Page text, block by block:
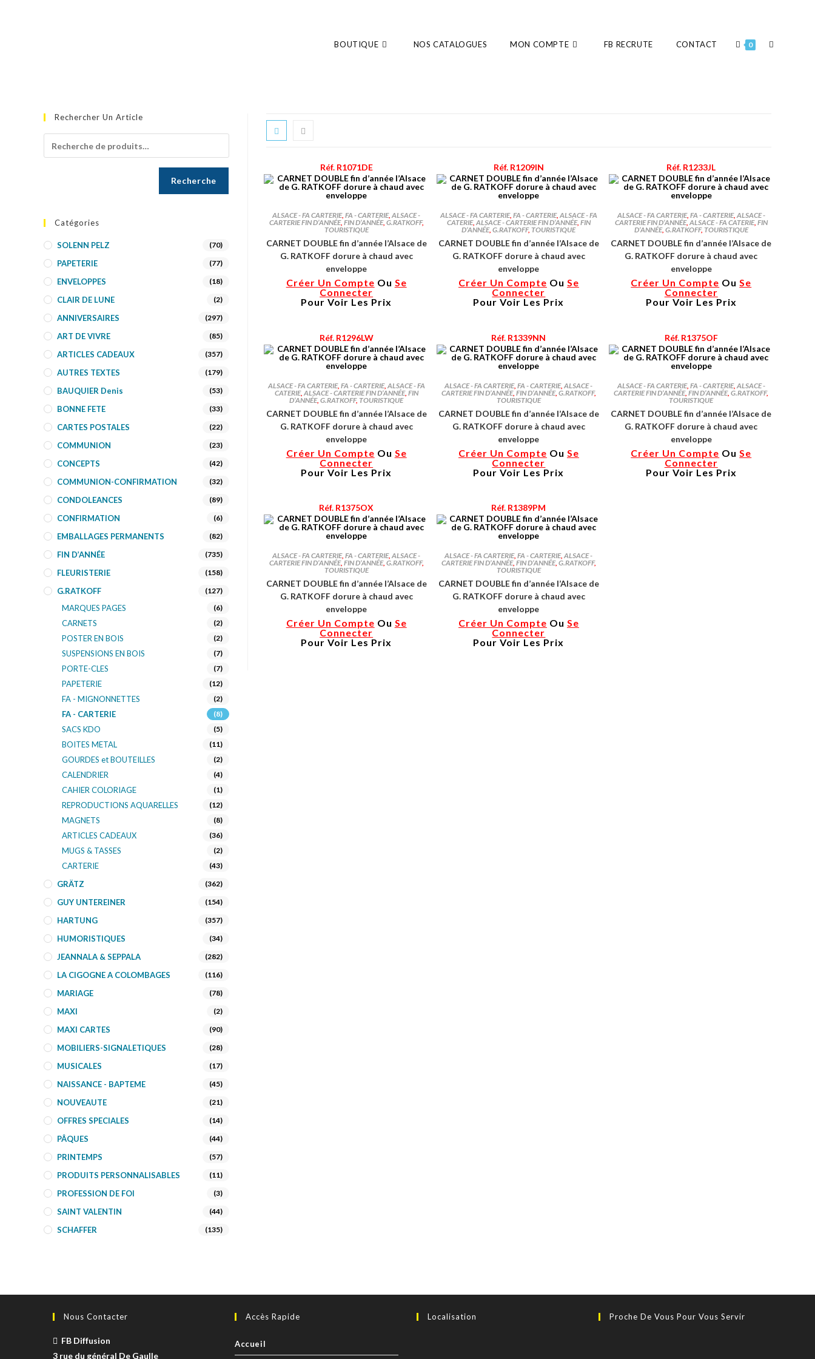
BOUTIQUE NOS CATALOGUES MON COMPTE FB RECRUTE CONTACT 0
Réf. R1071DE
ALSACE - FA CARTERIE,FA - CARTERIE,ALSACE -
CARTERIE FIN D’ANNÉE, FIN D’ANNÉE, G.RATKOFF,
TOURISTIQUE
CARNET DOUBLE fin d’année l’Alsace de
G. RATKOFF dorure à chaud avec
enveloppe
Créer Un Compte Ou Se
Connecter
Pour Voir Les Prix
Réf. R1209IN
ALSACE - FA CARTERIE, FA - CARTERIE, ALSACE - FA
CATERIE, ALSACE - CARTERIE FIN D’ANNÉE, FIN
D’ANNÉE,G.RATKOFF,TOURISTIQUE
CARNET DOUBLE fin d’année l’Alsace de
G. RATKOFF dorure à chaud avec
enveloppe
Créer Un Compte Ou Se
Connecter
Pour Voir Les Prix
Réf. R1233JL
ALSACE - FA CARTERIE, FA - CARTERIE, ALSACE -
CARTERIE FIN D’ANNÉE, ALSACE - FA CATERIE, FIN
D’ANNÉE, G.RATKOFF, TOURISTIQUE
CARNET DOUBLE fin d’année l’Alsace de
G. RATKOFF dorure à chaud avec
enveloppe
Créer Un Compte OuSe
Connecter
Pour Voir Les Prix
Réf. R1296LW
ALSACE - FA CARTERIE, FA - CARTERIE, ALSACE - FA
CATERIE, ALSACE - CARTERIE FIN D’ANNÉE, FIN
D’ANNÉE,G.RATKOFF,TOURISTIQUE
CARNET DOUBLE fin d’année l’Alsace de
G. RATKOFF dorure à chaud avec
enveloppe
Créer Un Compte Ou Se
Connecter
Pour Voir Les Prix
Réf. R1339NN
ALSACE - FA CARTERIE,FA - CARTERIE,ALSACE -
CARTERIE FIN D’ANNÉE,FIN D’ANNÉE, G.RATKOFF,
TOURISTIQUE
CARNET DOUBLE fin d’année l’Alsace de
G. RATKOFF dorure à chaud avec
enveloppe
Créer Un Compte Ou Se
Connecter
Pour Voir Les Prix
Réf. R1375OF
ALSACE - FA CARTERIE, FA - CARTERIE, ALSACE -
CARTERIE FIN D’ANNÉE,FIN D’ANNÉE,G.RATKOFF,
TOURISTIQUE
CARNET DOUBLE fin d’année l’Alsace de
G. RATKOFF dorure à chaud avec
enveloppe
Créer Un Compte Ou Se
Connecter
Pour Voir Les Prix
Réf. R1375OX
ALSACE - FA CARTERIE,FA - CARTERIE,ALSACE -
CARTERIE FIN D’ANNÉE, FIN D’ANNÉE, G.RATKOFF,
TOURISTIQUE
CARNET DOUBLE fin d’année l’Alsace de
G. RATKOFF dorure à chaud avec
enveloppe
Créer Un Compte Ou Se
Connecter
Pour Voir Les Prix
Réf. R1389PM
ALSACE - FA CARTERIE,FA - CARTERIE,ALSACE -
CARTERIE FIN D’ANNÉE, FIN D’ANNÉE, G.RATKOFF,
TOURISTIQUE
CARNET DOUBLE fin d’année l’Alsace de
G. RATKOFF dorure à chaud avec
enveloppe
Créer Un Compte Ou Se
Connecter
Pour Voir Les Prix
Rechercher Un Article
Recherche
Catégories
SOLENN PELZ (70)
PAPETERIE (77)
ENVELOPPES (18)
CLAIR DE LUNE (2)
ANNIVERSAIRES (297)
ART DE VIVRE (85)
ARTICLES CADEAUX (357)
AUTRES TEXTES (179)
BAUQUIER Denis (53)
BONNE FETE (33)
CARTES POSTALES (22)
COMMUNION (23)
CONCEPTS (42)
COMMUNION-CONFIRMATION (32)
CONDOLEANCES (89)
CONFIRMATION (6)
EMBALLAGES PERMANENTS (82)
FIN D’ANNÉE (735)
FLEURISTERIE (158)
G.RATKOFF (127)
MARQUES PAGES (6)
CARNETS (2)
POSTER EN BOIS (2)
SUSPENSIONS EN BOIS (7)
PORTE-CLES (7)
PAPETERIE (12)
FA - MIGNONNETTES (2)
FA - CARTERIE (8)
SACS KDO (5)
BOITES METAL (11)
GOURDES et BOUTEILLES (2)
CALENDRIER (4)
CAHIER COLORIAGE (1)
REPRODUCTIONS AQUARELLES (12)
MAGNETS (8)
ARTICLES CADEAUX (36)
MUGS & TASSES (2)
CARTERIE (43)
GRÄTZ (362)
GUY UNTEREINER (154)
HARTUNG (357)
HUMORISTIQUES (34)
JEANNALA & SEPPALA (282)
LA CIGOGNE A COLOMBAGES (116)
MARIAGE (78)
MAXI (2)
MAXI CARTES (90)
MOBILIERS-SIGNALETIQUES (28)
MUSICALES (17)
NAISSANCE - BAPTEME (45)
NOUVEAUTE (21)
OFFRES SPECIALES (14)
PÂQUES (44)
PRINTEMPS (57)
PRODUITS PERSONNALISABLES (11)
PROFESSION DE FOI (3)
SAINT VALENTIN (44)
SCHAFFER (135)
Nous Contacter
FB Diffusion
3 rue du général De Gaulle
Accès Rapide
Accueil
Localisation Proche De Vous Pour Vous Servir